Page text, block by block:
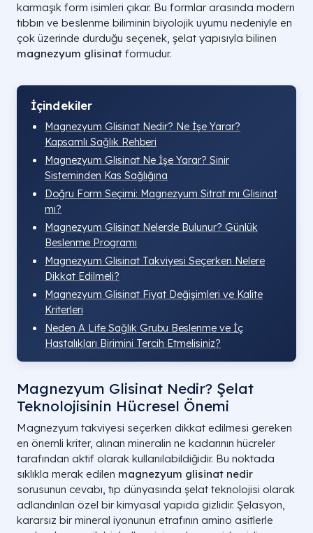
karmaşık form isimleri çıkar. Bu formlar arasında modern
tıbbın ve beslenme biliminin biyolojik uyumu nedeniyle en
çok üzerinde durduğu seçenek, şelat yapısıyla bilinen
magnezyum glisinat formudur.
İçindekiler
Magnezyum Glisinat Nedir? Ne İşe Yarar?
Kapsamlı Sağlık Rehberi
Magnezyum Glisinat Ne İşe Yarar? Sinir
Sisteminden Kas Sağlığına
Doğru Form Seçimi: Magnezyum Sitrat mı Glisinat
mı?
Magnezyum Glisinat Nelerde Bulunur? Günlük
Beslenme Programı
Magnezyum Glisinat Takviyesi Seçerken Nelere
Dikkat Edilmeli?
Magnezyum Glisinat Fiyat Değişimleri ve Kalite
Kriterleri
Neden A Life Sağlık Grubu Beslenme ve İç
Hastalıkları Birimini Tercih Etmelisiniz?
Magnezyum Glisinat Nedir? Şelat
Teknolojisinin Hücresel Önemi
Magnezyum takviyesi seçerken dikkat edilmesi gereken
en önemli kriter, alınan mineralin ne kadarının hücreler
tarafından aktif olarak kullanılabildiğidir. Bu noktada
sıklıkla merak edilen magnezyum glisinat nedir
sorusunun cevabı, tıp dünyasında şelat teknolojisi olarak
adlandırılan özel bir kimyasal yapıda gizlidir. Şelasyon,
kararsız bir mineral iyonunun etrafının amino asitlerle